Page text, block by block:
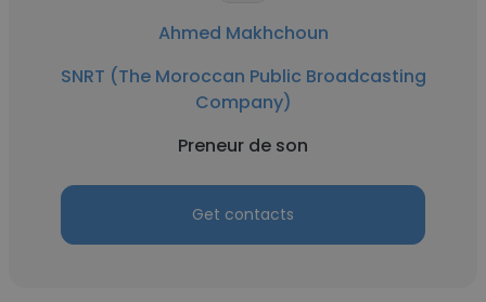
Ahmed Makhchoun
SNRT (The Moroccan Public Broadcasting
Company)
Preneur de son
Get contacts